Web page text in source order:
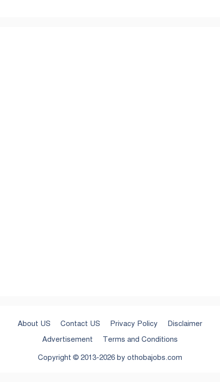
About US Contact US Privacy Policy
Disclaimer
Advertisement
Terms and Conditions
Copyright © 2013-2026 by othobajobs.com